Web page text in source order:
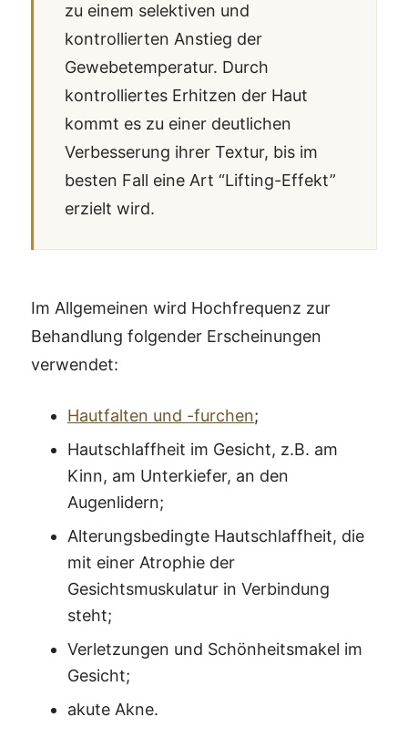
zu einem selektiven und
kontrollierten Anstieg der
Gewebetemperatur. Durch
kontrolliertes Erhitzen der Haut
kommt es zu einer deutlichen
Verbesserung ihrer Textur, bis im
besten Fall eine Art “Lifting-Effekt”
erzielt wird.
Im Allgemeinen wird Hochfrequenz zur
Behandlung folgender Erscheinungen
verwendet:
Hautfalten und -furchen;
Hautschlaffheit im Gesicht, z.B. am
Kinn, am Unterkiefer, an den
Augenlidern;
Alterungsbedingte Hautschlaffheit, die
mit einer Atrophie der
Gesichtsmuskulatur in Verbindung
steht;
Verletzungen und Schönheitsmakel im
Gesicht;
akute Akne.